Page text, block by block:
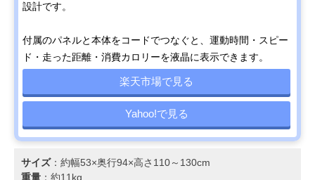
設計です。
付属のパネルと本体をコードでつなぐと、運動時間・スピー
ド・走った距離・消費カロリーを液晶に表示できます。
楽天市場で見る
Yahoo!で見る
サイズ：約幅53×奥行94×高さ110～130cm
重量 ：約11kg